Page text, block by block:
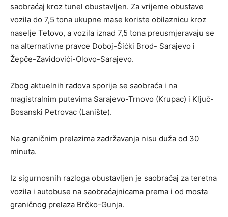
saobraćaj kroz tunel obustavljen. Za vrijeme obustave
vozila do 7,5 tona ukupne mase koriste obilaznicu kroz
naselje Tetovo, a vozila iznad 7,5 tona preusmjeravaju se
na alternativne pravce Doboj-Šićki Brod- Sarajevo i
Žepče-Zavidovići-Olovo-Sarajevo.
Zbog aktuelnih radova sporije se saobraća i na
magistralnim putevima Sarajevo-Trnovo (Krupac) i Ključ-
Bosanski Petrovac (Lanište).
Na graničnim prelazima zadržavanja nisu duža od 30
minuta.
Iz sigurnosnih razloga obustavljen je saobraćaj za teretna
vozila i autobuse na saobraćajnicama prema i od mosta
graničnog prelaza Brčko-Gunja.